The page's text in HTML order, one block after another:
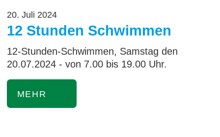
20. Juli 2024
12 Stunden Schwimmen
12-Stunden-Schwimmen, Samstag den
20.07.2024 - von 7.00 bis 19.00 Uhr.
MEHR